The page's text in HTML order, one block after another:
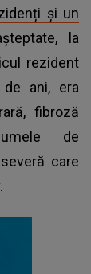
și un
la
rezident
ani, era
fibroză
de
care